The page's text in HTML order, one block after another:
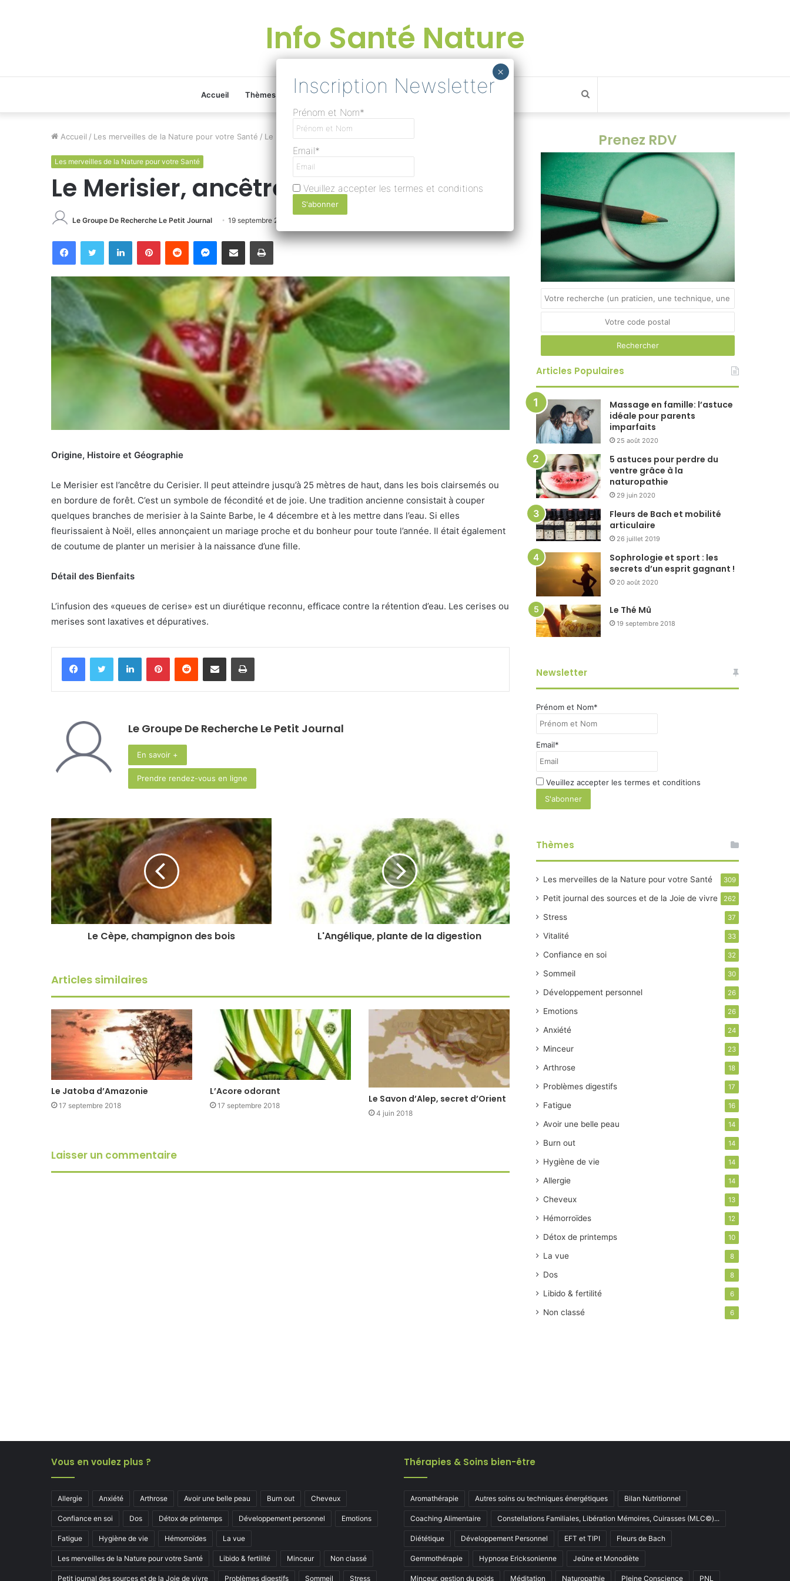
Info Santé Nature
Accueil Thèmes Devenir rédacteur Rechercher
Une
Lire
article
hasard.
Instagram
Linkedin
Facebook
Accueil / Les merveilles de la Nature pour votre Santé / Le Merisier, ancêtre du cerisier
Les merveilles de la Nature pour votre Santé
Le Merisier, ancêtre du cerisier
Le Groupe De Recherche Le Petit Journal 19 septembre 2018
FacebookTwitter LinkedinPinterestReddit Messenger
Partager par email Imprimer
Origine, Histoire et Géographie
Le Merisier est l’ancêtre du Cerisier. Il peut atteindre jusqu’à 25 mètres de haut, dans les bois clairsemés ou
en bordure de forêt. C’est un symbole de fécondité et de joie. Une tradition ancienne consistait à couper
quelques branches de merisier à la Sainte Barbe, le 4 décembre et à les mettre dans l’eau. Si elles
fleurissaient à Noël, elles annonçaient un mariage proche et du bonheur pour toute l’année. Il était également
de coutume de planter un merisier à la naissance d’une fille.
Détail des Bienfaits
L’infusion des «queues de cerise» est un diurétique reconnu, efficace contre la rétention d’eau. Les cerises ou
merises sont laxatives et dépuratives.
FacebookTwitter LinkedinPinterestReddit Partager par email Imprimer
Le Groupe De Recherche Le Petit Journal
En savoir +
Prendre rendez-vous en ligne
Le Cèpe, champignon des bois L'Angélique, plante de la digestion
Articles similaires
Le Jatoba d’Amazonie
17 septembre 2018
L’Acore odorant
17 septembre 2018
Le Savon d’Alep, secret d’Orient
4 juin 2018
Laisser un commentaire
Prenez RDV
Articles Populaires
Massage en famille: l’astuce
idéale pour parents
imparfaits
25 août 2020
5 astuces pour perdre du
ventre grâce à la
naturopathie
29 juin 2020
Fleurs de Bach et mobilité
articulaire
26 juillet 2019
Sophrologie et sport : les
secrets d’un esprit gagnant !
20 août 2020
Le Thé Mû
19 septembre 2018
Newsletter
Prénom et Nom*
Email*
Veuillez accepter les termes et conditions
Thèmes
Les merveilles de la Nature pour votre Santé 309
Petit journal des sources et de la Joie de vivre 262
Stress 37
Vitalité 33
Confiance en soi 32
Sommeil 30
Développement personnel 26
Emotions 26
Anxiété 24
Minceur 23
Arthrose 18
Problèmes digestifs 17
Fatigue 16
Avoir une belle peau 14
Burn out 14
Hygiène de vie 14
Allergie 14
Cheveux 13
Hémorroïdes 12
Détox de printemps 10
La vue 8
Dos 8
Libido & fertilité 6
Non classé 6
Vous en voulez plus ?
Allergie Anxiété Arthrose Avoir une belle peau Burn out Cheveux
Confiance en soi Dos Détox de printemps Développement personnel Emotions
Fatigue Hygiène de vie Hémorroïdes La vue
Les merveilles de la Nature pour votre Santé Libido & fertilité Minceur Non classé
Petit journal des sources et de la Joie de vivre Problèmes digestifs Sommeil Stress
Thérapies & Soins bien-être
Aromathérapie Autres soins ou techniques énergétiques Bilan Nutritionnel
Coaching Alimentaire Constellations Familiales, Libération Mémoires, Cuirasses (MLC©)...
Diététique Développement Personnel EFT et TIPI Fleurs de Bach
Gemmothérapie Hypnose Ericksonienne Jeûne et Monodiète
Minceur, gestion du poids Méditation Naturopathie Pleine Conscience PNL
Prénom et Nom*
Email*
Veuillez accepter les termes et conditions